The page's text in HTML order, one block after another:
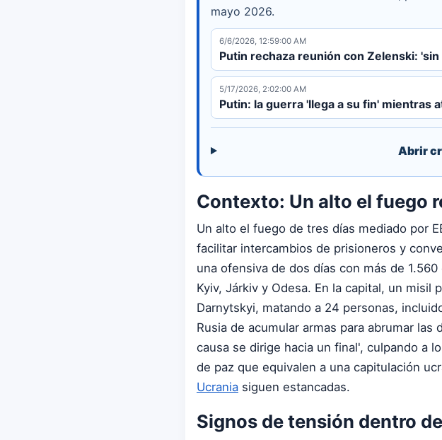
mayo 2026.
6/6/2026, 12:59:00 AM
Putin rechaza reunión con Zelenski:
5/17/2026, 2:02:00 AM
Putin: la guerra 'llega a su fin' mientras
Abrir
Contexto: Un alto el fuego
Un alto el fuego de tres días mediado por
facilitar intercambios de prisioneros y
una ofensiva de dos días con más de
Kyiv, Járkiv y Odesa. En la capital, un
Darnytskyi, matando a 24 personas,
Rusia de acumular armas para abrumar
causa se dirige hacia un final', culpando a
de paz que equivalen a una capitulación
Ucrania siguen estancadas.
Signos de tensión dentro